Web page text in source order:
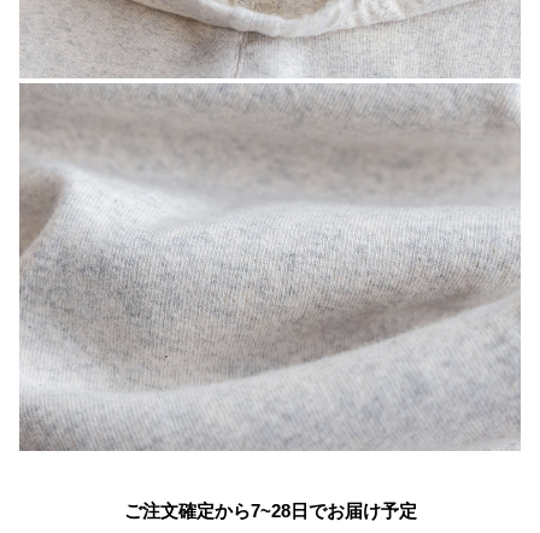
ご注文確定から7~28日でお届け予定